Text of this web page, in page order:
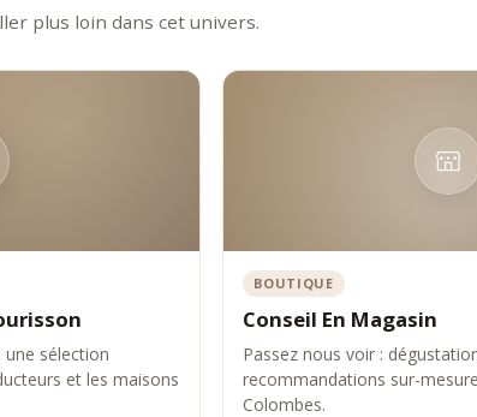
plus loin dans cet univers.
une sélection
et les maisons
BOUTIQUE
Conseil En Magasin
Passez nous voir :
recommandations sur-
Colombes.